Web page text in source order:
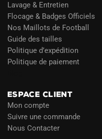
Lavage & Entretien
Flocage & Badges Officiels
Nos Maillots de Football
Guide des tailles
Politique d’expédition
Politique de paiement
ESPACE CLIENT
Mon compte
Suivre une commande
Nous Contacter